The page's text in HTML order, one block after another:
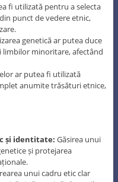
fi utilizată pentru a selecta
punct de vedere etnic,
genetică ar putea duce
minoritare, afectând
ar putea fi utilizată
anumite trăsături etnice,
și identitate: Găsirea unui
și protejarea
unui cadru etic clar